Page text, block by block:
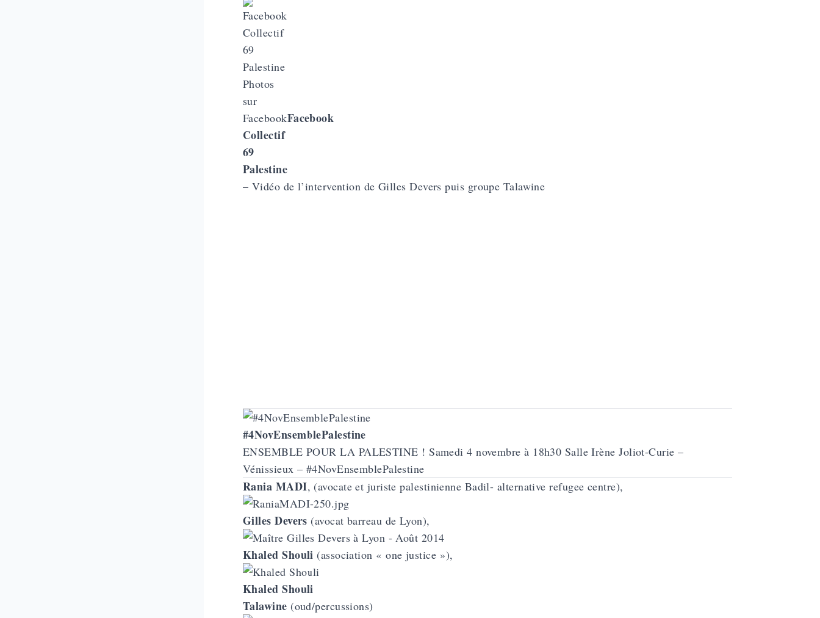
Photos
sur
FacebookFacebook
Collectif
69
Palestine
– Vidéo de l’intervention de Gilles Devers puis groupe Talawine
#4NovEnsemblePalestine
ENSEMBLE POUR LA PALESTINE ! Samedi 4 novembre à 18h30 Salle Irène Joliot-Curie –
Vénissieux – #4NovEnsemblePalestine
Rania MADI, (avocate et juriste palestinienne Badil- alternative refugee centre),
Gilles Devers (avocat barreau de Lyon),
Khaled Shouli (association « one justice »),
Khaled Shouli
Talawine (oud/percussions)